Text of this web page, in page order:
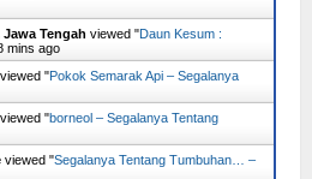
Tengah viewed "Daun Kesum :
mins ago
viewed "Pokok Semarak Api – Segalanya
viewed "borneol – Segalanya Tentang
viewed "Segalanya Tentang Tumbuhan… –